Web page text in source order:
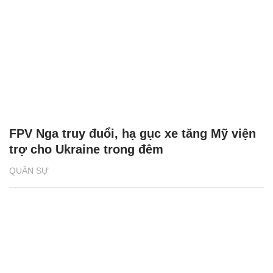
QUÂN SỰ
FPV Nga truy đuổi, hạ gục xe tăng Mỹ viện
trợ cho Ukraine trong đêm